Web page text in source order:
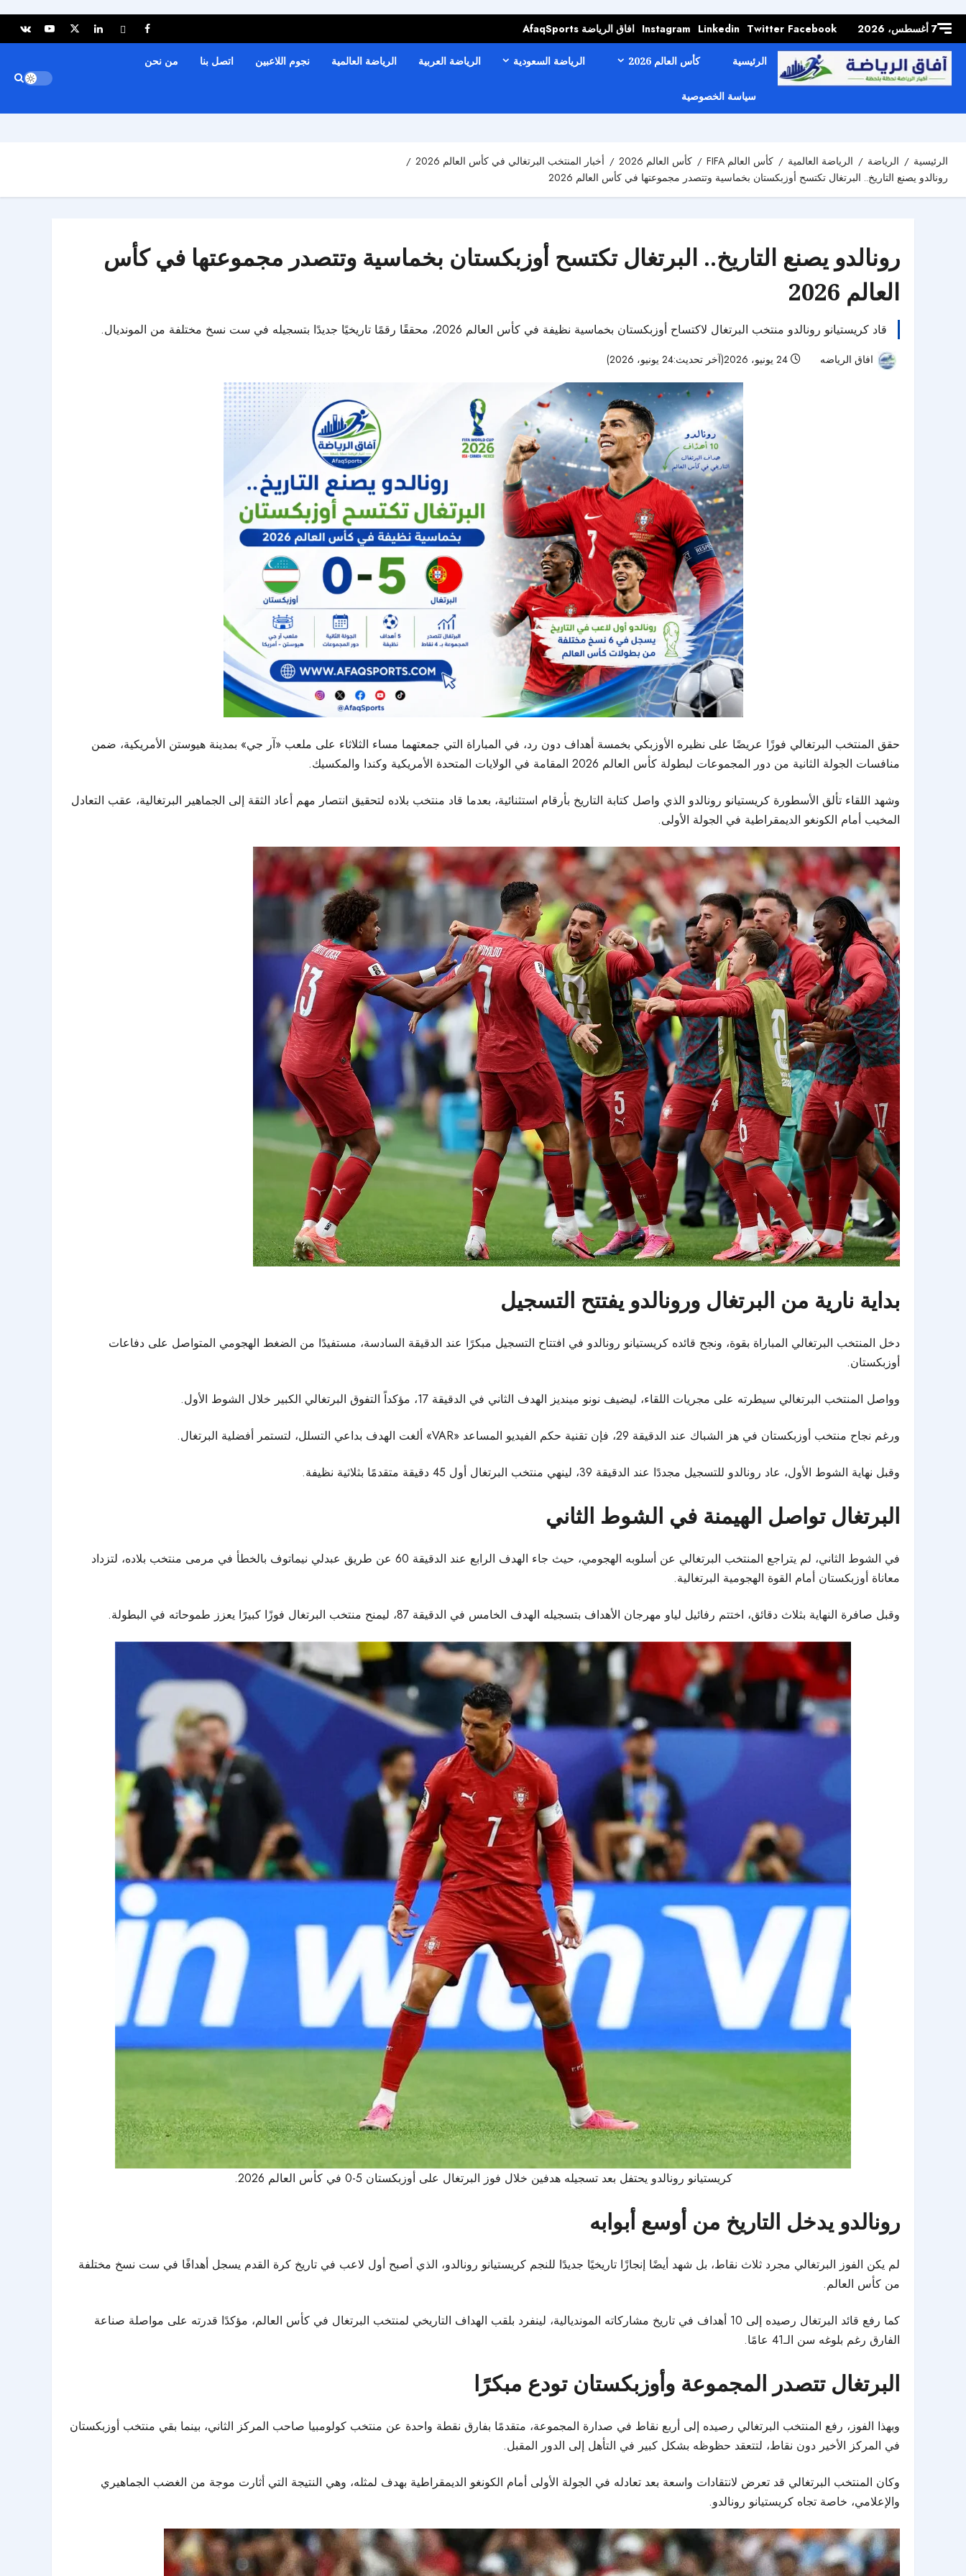
content7 أغسطس، 2026 Facebook
Twitter
Linkedin
Instagram افاق الرياضة AfaqSports
الرئيسية كأس العالم 2026 الرياضة السعودية الرياضة العربية الرياضة العالمية نجوم اللاعبين اتصل بنا من نحن
سياسة الخصوصية
الرئيسية الرياضة الرياضة العالمية كأس العالم FIFA كأس العالم 2026
أخبار المنتخب البرتغالي في كأس العالم 2026
رونالدو يصنع التاريخ.. البرتغال تكتسح أوزبكستان بخماسية وتتصدر مجموعتها في كأس العالم 2026
رونالدو يصنع التاريخ.. البرتغال تكتسح أوزبكستان بخماسية وتتصدر مجموعتها في كأس
العالم 2026
قاد كريستيانو رونالدو منتخب البرتغال لاكتساح أوزبكستان بخماسية نظيفة في كأس العالم 2026، محققًا رقمًا تاريخيًا جديدًا بتسجيله في ست نسخ مختلفة من المونديال.
افاق الرياضه
حقق المنتخب البرتغالي فوزًا عريضًا على نظيره الأوزبكي بخمسة أهداف دون رد، في المباراة التي جمعتهما مساء الثلاثاء على ملعب «آر جي» بمدينة هيوستن الأمريكية، ضمن
منافسات الجولة الثانية من دور المجموعات لبطولة كأس العالم 2026 المقامة في الولايات المتحدة الأمريكية وكندا والمكسيك.
وشهد اللقاء تألق الأسطورة كريستيانو رونالدو الذي واصل كتابة التاريخ بأرقام استثنائية، بعدما قاد منتخب بلاده لتحقيق انتصار مهم أعاد الثقة إلى الجماهير البرتغالية، عقب التعادل
المخيب أمام الكونغو الديمقراطية في الجولة الأولى.
بداية نارية من البرتغال ورونالدو يفتتح التسجيل
دخل المنتخب البرتغالي المباراة بقوة، ونجح قائده كريستيانو رونالدو في افتتاح التسجيل مبكرًا عند الدقيقة السادسة، مستفيدًا من الضغط الهجومي المتواصل على دفاعات
أوزبكستان.
وواصل المنتخب البرتغالي سيطرته على مجريات اللقاء، ليضيف نونو مينديز الهدف الثاني في الدقيقة 17، مؤكداً التفوق البرتغالي الكبير خلال الشوط الأول.
ورغم نجاح منتخب أوزبكستان في هز الشباك عند الدقيقة 29، فإن تقنية حكم الفيديو المساعد «VAR» ألغت الهدف بداعي التسلل، لتستمر أفضلية البرتغال.
وقبل نهاية الشوط الأول، عاد رونالدو للتسجيل مجددًا عند الدقيقة 39، لينهي منتخب البرتغال أول 45 دقيقة متقدمًا بثلاثية نظيفة.
البرتغال تواصل الهيمنة في الشوط الثاني
في الشوط الثاني، لم يتراجع المنتخب البرتغالي عن أسلوبه الهجومي، حيث جاء الهدف الرابع عند الدقيقة 60 عن طريق عبدلي نيماتوف بالخطأ في مرمى منتخب بلاده، لتزداد
معاناة أوزبكستان أمام القوة الهجومية البرتغالية.
وقبل صافرة النهاية بثلاث دقائق، اختتم رفائيل لياو مهرجان الأهداف بتسجيله الهدف الخامس في الدقيقة 87، ليمنح منتخب البرتغال فوزًا كبيرًا يعزز طموحاته في البطولة.
كريستيانو رونالدو يحتفل بعد تسجيله هدفين خلال فوز البرتغال على أوزبكستان 5-0 في كأس العالم 2026.
رونالدو يدخل التاريخ من أوسع أبوابه
لم يكن الفوز البرتغالي مجرد ثلاث نقاط، بل شهد أيضًا إنجازًا تاريخيًا جديدًا للنجم كريستيانو رونالدو، الذي أصبح أول لاعب في تاريخ كرة القدم يسجل أهدافًا في ست نسخ مختلفة
من كأس العالم.
كما رفع قائد البرتغال رصيده إلى 10 أهداف في تاريخ مشاركاته المونديالية، لينفرد بلقب الهداف التاريخي لمنتخب البرتغال في كأس العالم، مؤكدًا قدرته على مواصلة صناعة
الفارق رغم بلوغه سن الـ41 عامًا.
البرتغال تتصدر المجموعة وأوزبكستان تودع مبكرًا
وبهذا الفوز، رفع المنتخب البرتغالي رصيده إلى أربع نقاط في صدارة المجموعة، متقدمًا بفارق نقطة واحدة عن منتخب كولومبيا صاحب المركز الثاني، بينما بقي منتخب أوزبكستان
في المركز الأخير دون نقاط، لتتعقد حظوظه بشكل كبير في التأهل إلى الدور المقبل.
وكان المنتخب البرتغالي قد تعرض لانتقادات واسعة بعد تعادله في الجولة الأولى أمام الكونغو الديمقراطية بهدف لمثله، وهي النتيجة التي أثارت موجة من الغضب الجماهيري
والإعلامي، خاصة تجاه كريستيانو رونالدو.